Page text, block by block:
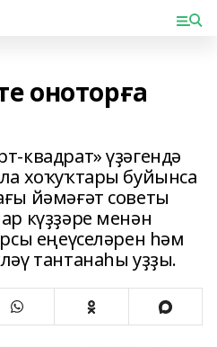
оноторға
квадрат» үҙәгендә
хоҡуҡтары буйынса
йәмәғәт советы
күҙҙәре менән
еңеүселәрен һәм
тантанаһы уҙҙы.